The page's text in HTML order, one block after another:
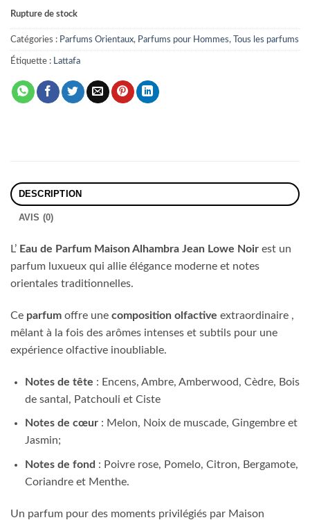
Rupture de stock
Catégories : Parfums Orientaux, Parfums pour Hommes, Tous les parfums
Étiquette : Lattafa
DESCRIPTION
AVIS (0)
L’ Eau de Parfum Maison Alhambra Jean Lowe Noir est un
parfum luxueux qui allie élégance moderne et notes
orientales traditionnelles.
Ce parfum offre une composition olfactive extraordinaire ,
mêlant à la fois des arômes intenses et subtils pour une
expérience olfactive inoubliable.
Notes de tête : Encens, Ambre, Amberwood, Cèdre, Bois
de santal, Patchouli et Ciste
Notes de cœur: Melon, Noix de muscade, Gingembre et
Jasmin;
Notes de fond : Poivre rose, Pomelo, Citron, Bergamote,
Coriandre et Menthe.
Un parfum pour des moments privilégiés par Maison